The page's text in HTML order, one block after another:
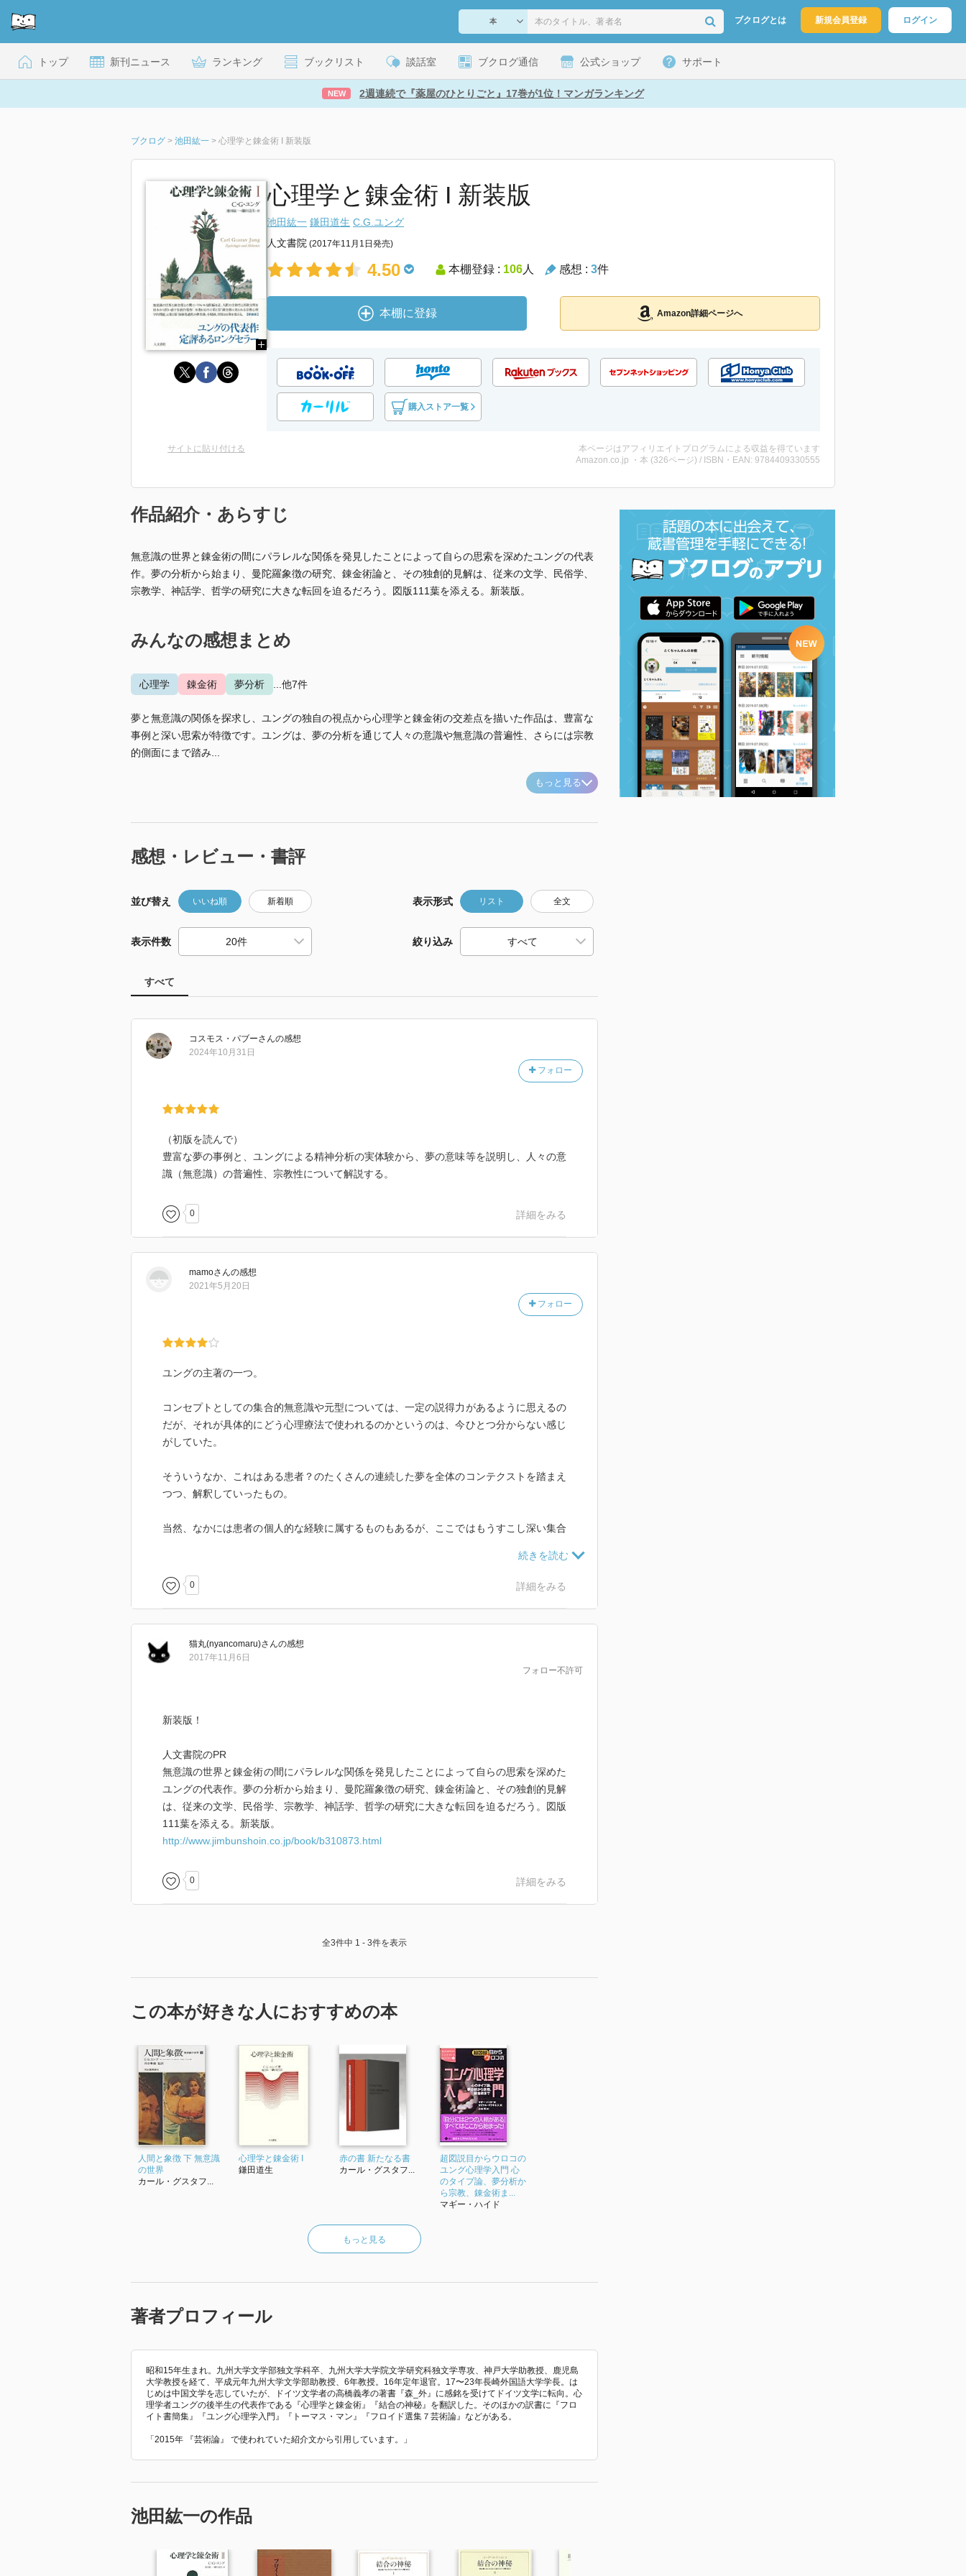
ブクログとは 新規会員登録 ログイン
トップ 新刊ニュース ランキング ブックリスト 談話室 ブクログ通信 公式ショップ サポート
NEW 2週連続で『薬屋のひとりごと』17巻が1位！マンガランキング
ブクログ > 池田紘一 > 心理学と錬金術 I 新装版
心理学と錬金術 I 新装版
池田紘一 鎌田道生 C.G.ユング
人文書院 (2017年11月1日発売)
4.50 本棚登録 : 106人 感想 : 3件
本棚に登録 Amazon詳細ページへ
購入ストア一覧
サイトに貼り付ける
本ページはアフィリエイトプログラムによる収益を得ています
Amazon.co.jp ・本 (326ページ) / ISBN・EAN: 9784409330555
作品紹介・あらすじ
無意識の世界と錬金術の間にパラレルな関係を発見したことによって自らの思索を深めたユングの代表
作。夢の分析から始まり、曼陀羅象徴の研究、錬金術論と、その独創的見解は、従来の文学、民俗学、
宗教学、神話学、哲学の研究に大きな転回を迫るだろう。図版111葉を添える。新装版。
みんなの感想まとめ
心理学 錬金術 夢分析 ...他7件
夢と無意識の関係を探求し、ユングの独自の視点から心理学と錬金術の交差点を描いた作品は、豊富な
事例と深い思索が特徴です。ユングは、夢の分析を通じて人々の意識や無意識の普遍性、さらには宗教
的側面にまで踏み...
もっと見る
感想・レビュー・書評
並び替え いいね順 新着順 表示形式 リスト 全文
表示件数 絞り込み
すべて
コスモス・パブーさんの感想
フォロー
2024年10月31日
（初版を読んで）
豊富な夢の事例と、ユングによる精神分析の実体験から、夢の意味等を説明し、人々の意
識（無意識）の普遍性、宗教性について解説する。
0 詳細をみる
mamoさんの感想
フォロー
2021年5月20日
ユングの主著の一つ。
コンセプトとしての集合的無意識や元型については、一定の説得力があるように思えるの
だが、それが具体的にどう心理療法で使われるのかというのは、今ひとつ分からない感じ
がしていた。
そういうなか、これはある患者？のたくさんの連続した夢を全体のコンテクストを踏まえ
つつ、解釈していったもの。
当然、なかには患者の個人的な経験に属するものもあるが、ここではもうすこし深い集合
ユングのその方法の科学性、臨床事例からの積み上げであることを強調するが、キリスト
教や錬金術の知識のあまりない私には、恣意的というか、すくなくともヨーロッパ文化圏
人類共通の元型を論じるだけの説得力はないと思う。
た。
21世紀の現在からみると、これは、ちょっとオカルトで、とても科学的なものには思えな
いのだが、システム理論などで、構造を理解するときにも、同じような間違いを犯してい
ないとはいえないだろう。
0 詳細をみる
猫丸(nyancomaru)さんの感想
フォロー不許可
2017年11月6日
新装版！
人文書院のPR
無意識の世界と錬金術の間にパラレルな関係を発見したことによって自らの思索を深めた
ユングの代表作。夢の分析から始まり、曼陀羅象徴の研究、錬金術論と、その独創的見解
は、従来の文学、民俗学、宗教学、神話学、哲学の研究に大きな転回を迫るだろう。図版
111葉を添える。新装版。
http://www.jimbunshoin.co.jp/book/b310873.html
0 詳細をみる
全3件中 1 - 3件を表示
この本が好きな人におすすめの本
人間と象徴 下 無意識
の世界
カール・グスタフ...
心理学と錬金術 I
鎌田道生
赤の書 新たなる書
カール・グスタフ...
超図説目からウロコの
ユング心理学入門 心
のタイプ論、夢分析か
ら宗教、錬金術ま...
マギー・ハイド
もっと見る
著者プロフィール
昭和15年生まれ。九州大学文学部独文学科卒、九州大学大学院文学研究科独文学専攻、神戸大学助教授、鹿児島
大学教授を経て、平成元年九州大学文学部助教授、6年教授。16年定年退官。17〜23年長崎外国語大学学長。は
じめは中国文学を志していたが、ドイツ文学者の高橋義孝の著書『森_外』に感銘を受けてドイツ文学に転向。心
理学者ユングの後半生の代表作である『心理学と錬金術』『結合の神秘』を翻訳した。そのほかの訳書に『フロ
イト書簡集』『ユング心理学入門』『トーマス・マン』『フロイド選集７芸術論』などがある。
「2015年 『芸術論』 で使われていた紹介文から引用しています。」
池田紘一の作品